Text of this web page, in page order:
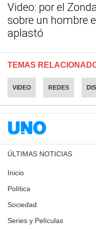
Video: por el
sobre un hombre
aplastó
TEMAS
VIDEO REDES
ÚLTIMAS NOTICIAS
Inicio
Política
Sociedad
Series y Películas